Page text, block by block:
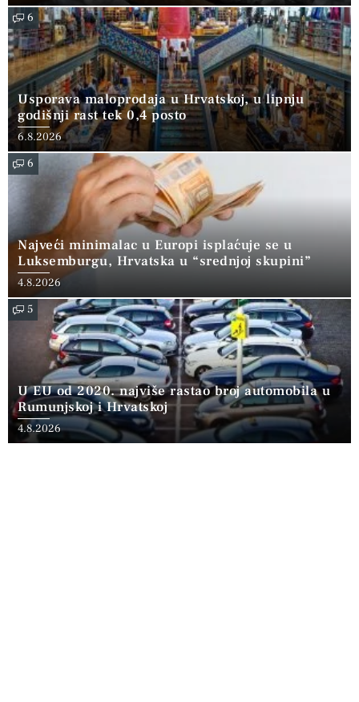
6
Usporava maloprodaja u Hrvatskoj, u lipnju
godišnji rast tek 0,4 posto
6.8.2026
6
Najveći minimalac u Europi isplaćuje se u
Luksemburgu, Hrvatska u “srednjoj skupini”
4.8.2026
5
U EU od 2020. najviše rastao broj automobila u
Rumunjskoj i Hrvatskoj
4.8.2026